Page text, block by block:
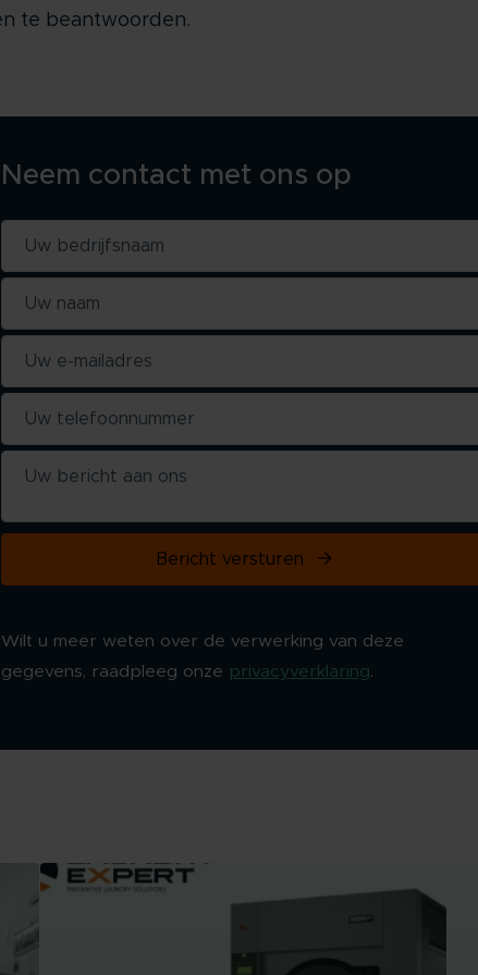
te beantwoorden.
Neem contact met ons op
Bericht versturen
Wilt u meer weten over de verwerking van deze
gegevens, raadpleeg onze privacyverklaring.